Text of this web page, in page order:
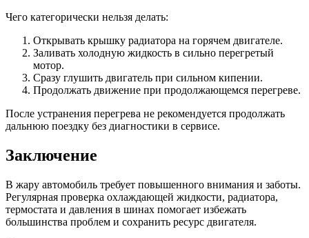
Чего категорически нельзя делать:
Открывать крышку радиатора на горячем двигателе.
Заливать холодную жидкость в сильно перегретый
мотор.
Сразу глушить двигатель при сильном кипении.
Продолжать движение при продолжающемся перегреве.
После устранения перегрева не рекомендуется продолжать
дальнюю поездку без диагностики в сервисе.
Заключение
В жару автомобиль требует повышенного внимания и заботы.
Регулярная проверка охлаждающей жидкости, радиатора,
термостата и давления в шинах помогает избежать
большинства проблем и сохранить ресурс двигателя.